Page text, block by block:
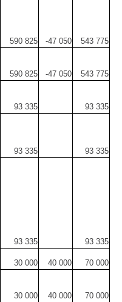
590 825 -47 050 543 775
590 825 -47 050 543 775
93 335 93 335
93 335 93 335
93 335 93 335
30 000 40 000 70 000
30 000 40 000 70 000